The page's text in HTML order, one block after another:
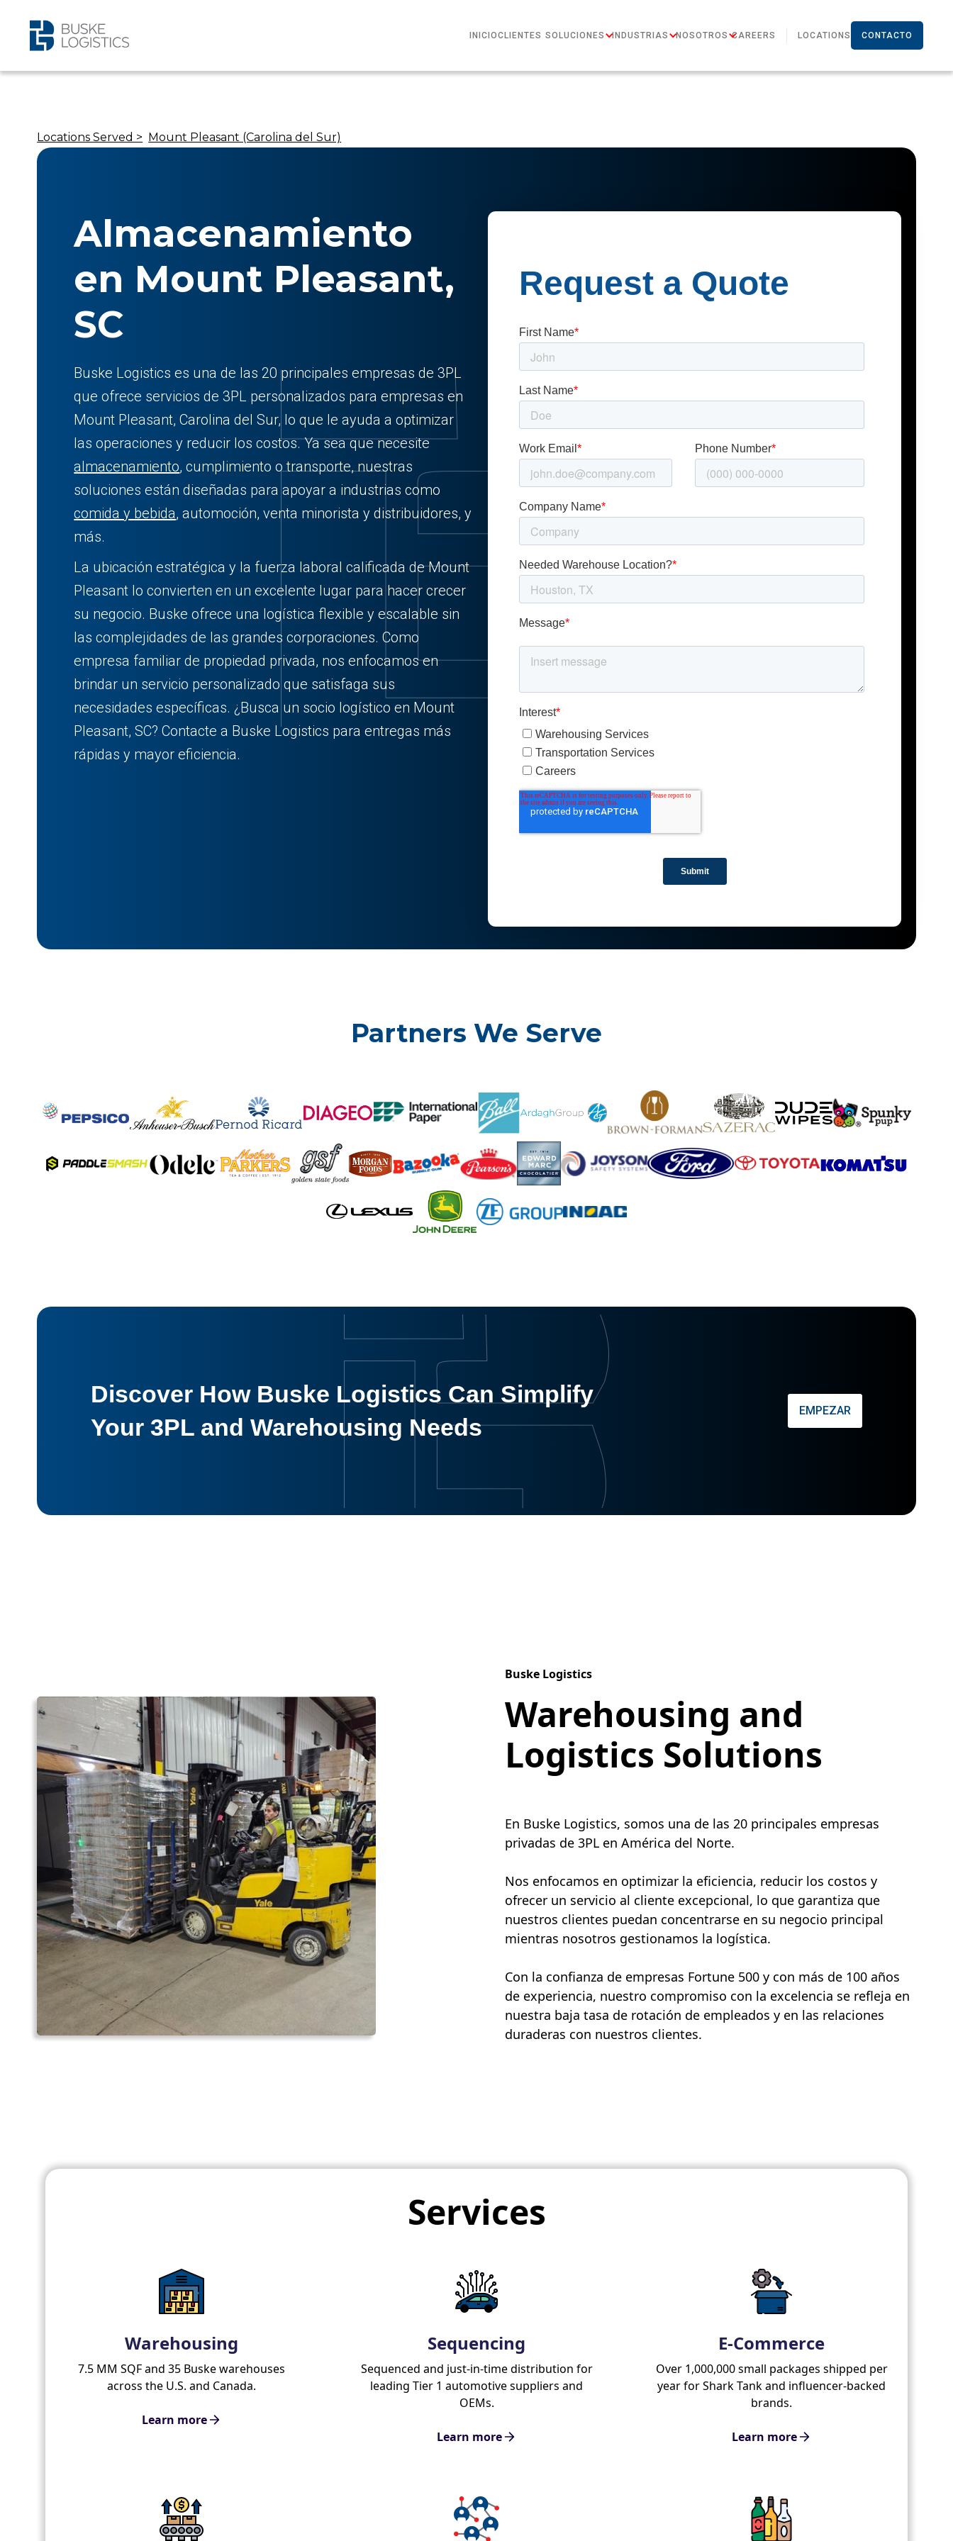
INICIOCLIENTES SOLUCIONES INDUSTRIAS NOSOTROS CAREERS LOCATIONS CONTACTO
Locations Served > Mount Pleasant (Carolina del Sur)
Almacenamiento
en Mount Pleasant,
SC
Buske Logistics es una de las 20 principales empresas de 3PL
que ofrece servicios de 3PL personalizados para empresas en
Mount Pleasant, Carolina del Sur, lo que le ayuda a optimizar
las operaciones y reducir los costos. Ya sea que necesite
almacenamiento, cumplimiento o transporte, nuestras
soluciones están diseñadas para apoyar a industrias como
comida y bebida, automoción, venta minorista y distribuidores, y
más.
La ubicación estratégica y la fuerza laboral calificada de Mount
Pleasant lo convierten en un excelente lugar para hacer crecer
su negocio. Buske ofrece una logística flexible y escalable sin
las complejidades de las grandes corporaciones. Como
empresa familiar de propiedad privada, nos enfocamos en
brindar un servicio personalizado que satisfaga sus
necesidades específicas. ¿Busca un socio logístico en Mount
Pleasant, SC? Contacte a Buske Logistics para entregas más
rápidas y mayor eficiencia.
Partners We Serve
Discover How Buske Logistics Can Simplify
Your 3PL and Warehousing Needs
EMPEZAR
Buske Logistics
Warehousing and
Logistics Solutions
En Buske Logistics, somos una de las 20 principales empresas
privadas de 3PL en América del Norte.
Nos enfocamos en optimizar la eficiencia, reducir los costos y
ofrecer un servicio al cliente excepcional, lo que garantiza que
nuestros clientes puedan concentrarse en su negocio principal
mientras nosotros gestionamos la logística.
Con la confianza de empresas Fortune 500 y con más de 100 años
de experiencia, nuestro compromiso con la excelencia se refleja en
nuestra baja tasa de rotación de empleados y en las relaciones
duraderas con nuestros clientes.
Services
Warehousing
7.5 MM SQF and 35 Buske warehouses
across the U.S. and Canada.
Learn more
Sequencing
Sequenced and just-in-time distribution for
leading Tier 1 automotive suppliers and
OEMs.
Learn more
E-Commerce
Over 1,000,000 small packages shipped per
year for Shark Tank and influencer-backed
brands.
Learn more